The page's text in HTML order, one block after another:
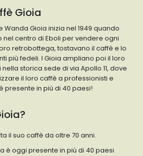
Gioia
Wanda Gioia inizia nel 1949 quando
centro di Eboli per vendere ogni
retrobottega, tostavano il caffè e lo
più fedeli. I Gioia ampliano poi il loro
storica sede di via Apollo 11, dove
il loro caffè a professionisti e
presente in più di 40 paesi!
il suo caffè da oltre 70 anni.
è oggi presente in più di 40 paesi